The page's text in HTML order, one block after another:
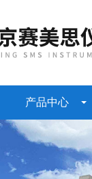
产品中心